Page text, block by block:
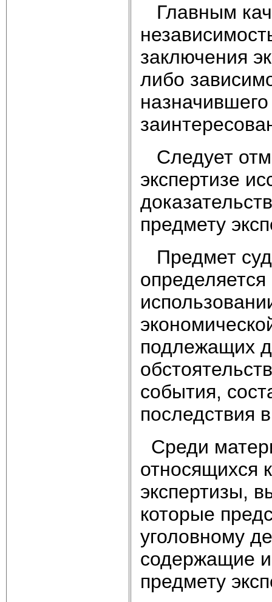
Главным
заключения
либо
Следует
экспертизе
предмету
Предмет
подлежащих
события,
последствия
Среди
относящихся
экспертизы,
которые
уголовному
содержащие
предмету